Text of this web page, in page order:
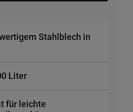
Stahlblech in
Liter
für leichte